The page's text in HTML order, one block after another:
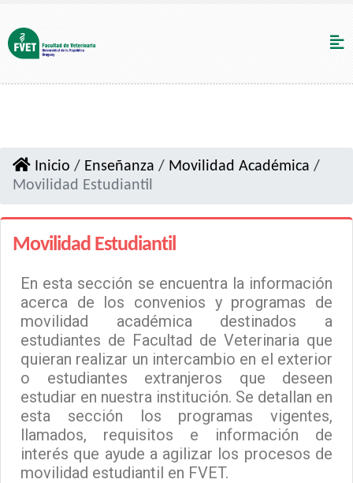
Inicio / Enseñanza / Movilidad Académica /
Movilidad Estudiantil
Movilidad Estudiantil
En esta sección se encuentra la información
acerca de los convenios y programas de
movilidad académica destinados a
estudiantes de Facultad de Veterinaria que
quieran realizar un intercambio en el exterior
o estudiantes extranjeros que deseen
estudiar en nuestra institución. Se detallan en
esta sección los programas vigentes,
llamados, requisitos e información de
interés que ayude a agilizar los procesos de
movilidad estudiantil en FVET.